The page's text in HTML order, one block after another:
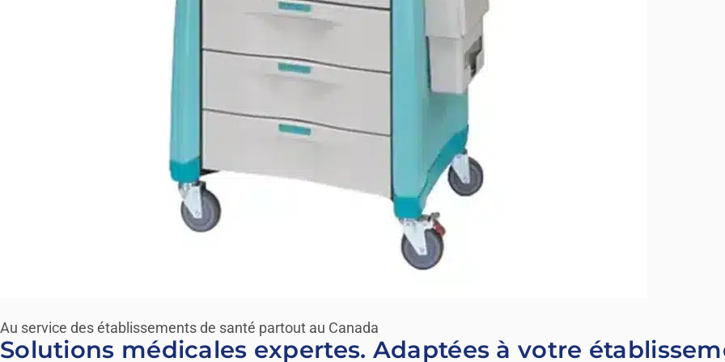
Au service des établissements de santé partout au Canada
Solutions médicales expertes. Adaptées à votre